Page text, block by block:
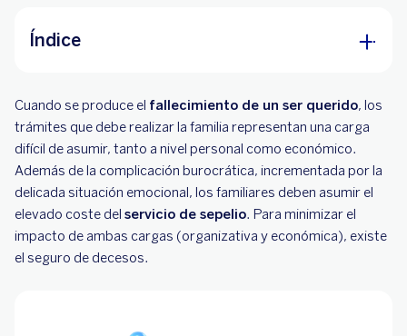
Índice
¿Para qué sirve el seguro de decesos?
¿Quién puede contratar un seguro de decesos?
¿Qué tipos de seguros de decesos existen?
Seguro de decesos: capital asegurado y tipos
de prima
Cuando se produce el fallecimiento de un ser querido, los
trámites que debe realizar la familia representan una carga
difícil de asumir, tanto a nivel personal como económico.
Además de la complicación burocrática, incrementada por la
delicada situación emocional, los familiares deben asumir el
elevado coste del servicio de sepelio. Para minimizar el
impacto de ambas cargas (organizativa y económica), existe
el seguro de decesos.